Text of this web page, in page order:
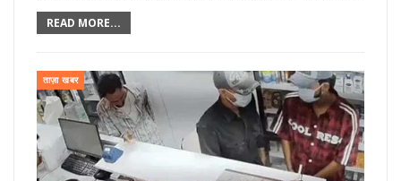
READ MORE...
ताज़ा खबर